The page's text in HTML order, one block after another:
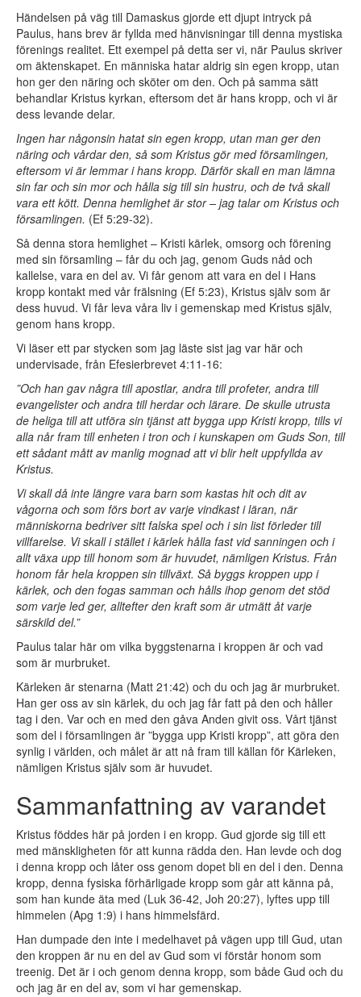
Händelsen på väg till Damaskus gjorde ett djupt intryck på
Paulus, hans brev är fyllda med hänvisningar till denna mystiska
förenings realitet. Ett exempel på detta ser vi, när Paulus skriver
om äktenskapet. En människa hatar aldrig sin egen kropp, utan
hon ger den näring och sköter om den. Och på samma sätt
behandlar Kristus kyrkan, eftersom det är hans kropp, och vi är
dess levande delar.
Ingen har någonsin hatat sin egen kropp, utan man ger den
näring och vårdar den, så som Kristus gör med församlingen,
eftersom vi är lemmar i hans kropp. Därför skall en man lämna
sin far och sin mor och hålla sig till sin hustru, och de två skall
vara ett kött. Denna hemlighet är stor – jag talar om Kristus och
församlingen. (Ef 5:29-32).
Så denna stora hemlighet – Kristi kärlek, omsorg och förening
med sin församling – får du och jag, genom Guds nåd och
kallelse, vara en del av. Vi får genom att vara en del i Hans
kropp kontakt med vår frälsning (Ef 5:23), Kristus själv som är
dess huvud. Vi får leva våra liv i gemenskap med Kristus själv,
genom hans kropp.
Vi läser ett par stycken som jag läste sist jag var här och
undervisade, från Efesierbrevet 4:11-16:
”Och han gav några till apostlar, andra till profeter, andra till
evangelister och andra till herdar och lärare. De skulle utrusta
de heliga till att utföra sin tjänst att bygga upp Kristi kropp, tills vi
alla når fram till enheten i tron och i kunskapen om Guds Son, till
ett sådant mått av manlig mognad att vi blir helt uppfyllda av
Kristus.
Vi skall då inte längre vara barn som kastas hit och dit av
vågorna och som förs bort av varje vindkast i läran, när
människorna bedriver sitt falska spel och i sin list förleder till
villfarelse. Vi skall i stället i kärlek hålla fast vid sanningen och i
allt växa upp till honom som är huvudet, nämligen Kristus. Från
honom får hela kroppen sin tillväxt. Så byggs kroppen upp i
kärlek, och den fogas samman och hålls ihop genom det stöd
som varje led ger, alltefter den kraft som är utmätt åt varje
särskild del.”
Paulus talar här om vilka byggstenarna i kroppen är och vad
som är murbruket.
Kärleken är stenarna (Matt 21:42) och du och jag är murbruket.
Han ger oss av sin kärlek, du och jag får fatt på den och håller
tag i den. Var och en med den gåva Anden givit oss. Vårt tjänst
som del i församlingen är ”bygga upp Kristi kropp”, att göra den
synlig i världen, och målet är att nå fram till källan för Kärleken,
nämligen Kristus själv som är huvudet.
Sammanfattning av varandet
Kristus föddes här på jorden i en kropp. Gud gjorde sig till ett
med mänskligheten för att kunna rädda den. Han levde och dog
i denna kropp och låter oss genom dopet bli en del i den. Denna
kropp, denna fysiska förhärligade kropp som går att känna på,
som han kunde äta med (Luk 36-42, Joh 20:27), lyftes upp till
himmelen (Apg 1:9) i hans himmelsfärd.
Han dumpade den inte i medelhavet på vägen upp till Gud, utan
den kroppen är nu en del av Gud som vi förstår honom som
treenig. Det är i och genom denna kropp, som både Gud och du
och jag är en del av, som vi har gemenskap.